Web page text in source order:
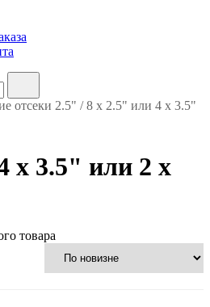
отсеки 2.5" / 8 x 2.5" или 4 x 3.5"
x 3.5" или 2 x
товара